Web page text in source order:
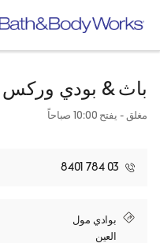
باث & بودي وركس
مغلق - يفتح 10:00 صباحاً
03 784 8401
بوادي مول
العين